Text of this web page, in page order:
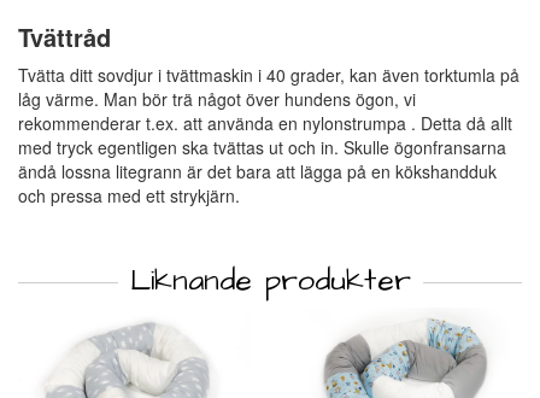
Tvättråd
Tvätta ditt sovdjur i tvättmaskin i 40 grader, kan även torktumla på
låg värme. Man bör trä något över hundens ögon, vi
rekommenderar t.ex. att använda en nylonstrumpa . Detta då allt
med tryck egentligen ska tvättas ut och in. Skulle ögonfransarna
ändå lossna litegrann är det bara att lägga på en kökshandduk
och pressa med ett strykjärn.
Liknande produkter